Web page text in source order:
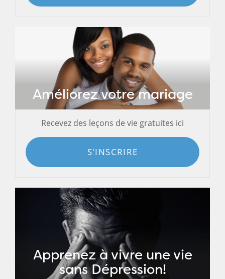
Améliorez votre mariage
Recevez des leçons de vie gratuites ici
S'INSCRIRE
Apprenez à vivre une vie
sans Dépression!